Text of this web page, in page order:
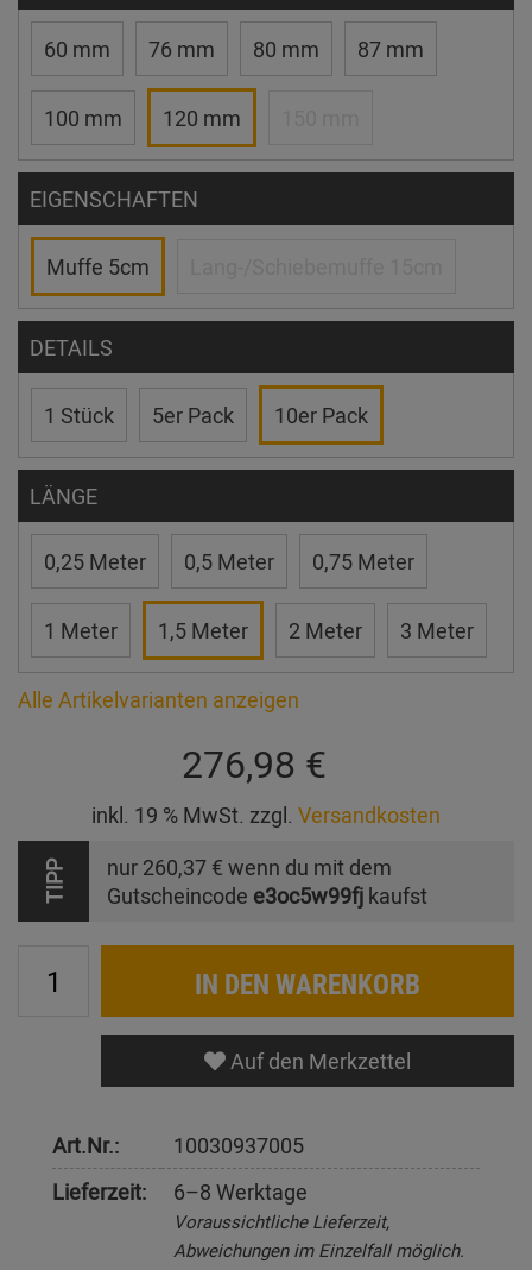
60 mm 76 mm 80 mm 87 mm
100 mm 120 mm
EIGENSCHAFTEN
Muffe 5cm
DETAILS
1 Stück 5er Pack 10er Pack
LÄNGE
0,25 Meter 0,5 Meter 0,75 Meter
1 Meter 1,5 Meter 2 Meter 3 Meter
Alle Artikelvarianten anzeigen
276,98 €
inkl. 19 % MwSt. zzgl. Versandkosten
TIPP nur 260,37 € wenn du mit dem
Gutscheincode e3oc5w99fj kaufst
IN DEN WARENKORB
Auf den Merkzettel
Art.Nr.:
10030937005
Lieferzeit:
6–8 Werktage
Voraussichtliche Lieferzeit,
Abweichungen im Einzelfall möglich.